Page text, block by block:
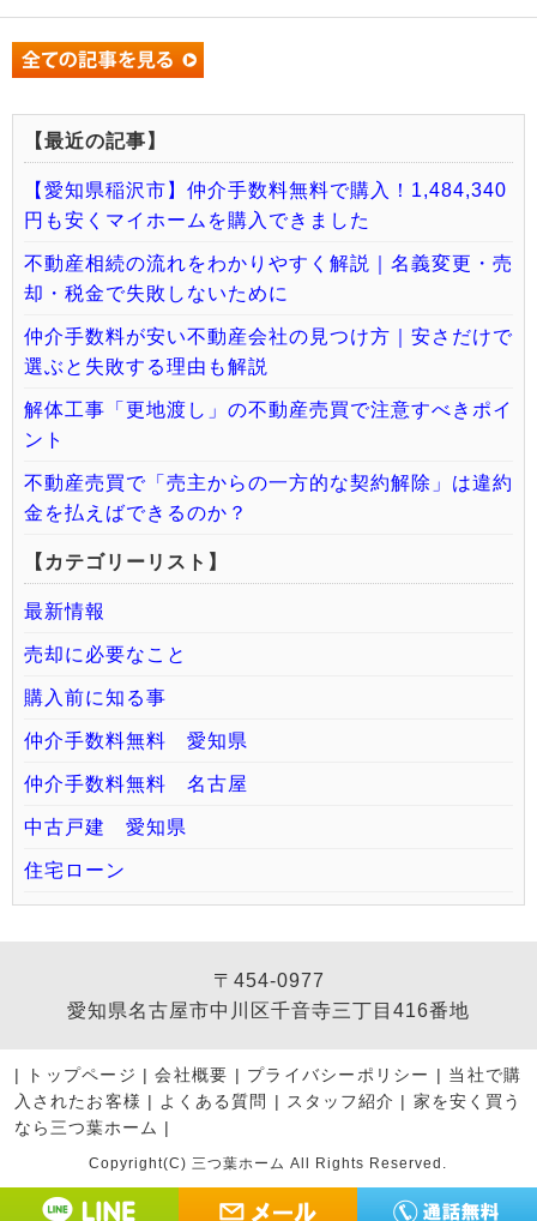
【最近の記事】
【愛知県稲沢市】仲介手数料無料で購入！1,484,340
円も安くマイホームを購入できました
不動産相続の流れをわかりやすく解説｜名義変更・売
却・税金で失敗しないために
仲介手数料が安い不動産会社の見つけ方｜安さだけで
選ぶと失敗する理由も解説
解体工事「更地渡し」の不動産売買で注意すべきポイ
ント
不動産売買で「売主からの一方的な契約解除」は違約
金を払えばできるのか？
【カテゴリーリスト】
最新情報
売却に必要なこと
購入前に知る事
仲介手数料無料 愛知県
仲介手数料無料 名古屋
中古戸建 愛知県
住宅ローン
〒454-0977
愛知県名古屋市中川区千音寺三丁目416番地
| トップページ |会社概要 | プライバシーポリシー | 当社で購
入されたお客様 | よくある質問 | スタッフ紹介 | 家を安く買う
なら三つ葉ホーム |
Copyright(C) 三つ葉ホーム All Rights Reserved.